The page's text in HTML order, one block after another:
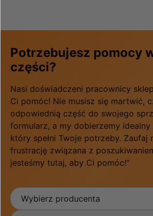
Potrzebujesz pomocy
części?
Nasi doświadczeni pracownicy
Ci pomóc! Nie musisz się martwić,
odpowiednią część do swojego
formularz, a my dobierzemy idealny
który spełni Twoje potrzeby. Zaufaj
frustrację związana z
jesteśmy tutaj, aby Ci pomóc!"
Wybierz producenta